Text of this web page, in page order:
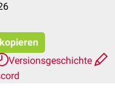
Versionsgeschichte